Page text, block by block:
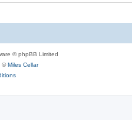
© phpBB Limited
©Miles Cellar